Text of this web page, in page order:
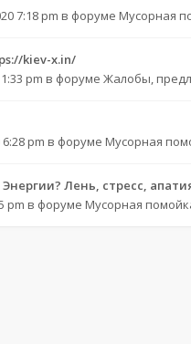
7:18 pm в форуме Мусорная
kiev-x.in/
pm в форуме Жалобы,
6:28 pm в форуме Мусорная
Лень, стресс,
pm в форуме Мусорная